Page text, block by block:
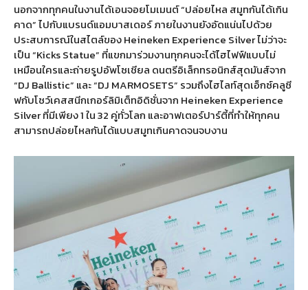
นอกจากทุกคนในงานได้เอนจอยโมเมนต์ “ปล่อยไหล สมูทกันได้เกิน
คาด” ไปกับแบรนด์แอมบาสเดอร์ ภายในงานยังอัดแน่นไปด้วย
ประสบการณ์ในสไตล์ของ Heineken Experience Silver ไม่ว่าจะ
เป็น “Kicks Statue” ที่แขกมาร่วมงานทุกคนจะได้ไฮไฟฟ์แบบไม่
เหมือนใครและถ่ายรูปอัพโซเชียล ดนตรีอิเล็กทรอนิกส์สุดมันส์จาก
“DJ Ballistic” และ “DJ MARMOSETS” รวมถึงไฮไลท์สุดเอ็กซ์คลูซี
ฟกับโชว์เคสสนีกเกอร์ลิมิเต็ทอิดิชั่นจาก Heineken Experience
Silver ที่มีเพียง 1 ใน 32 คู่ทั่วโลก และอาฟเตอร์ปาร์ตี้ที่ทำให้ทุกคน
สามารถปล่อยไหลกันได้แบบสมูทเกินคาดจนจบงาน